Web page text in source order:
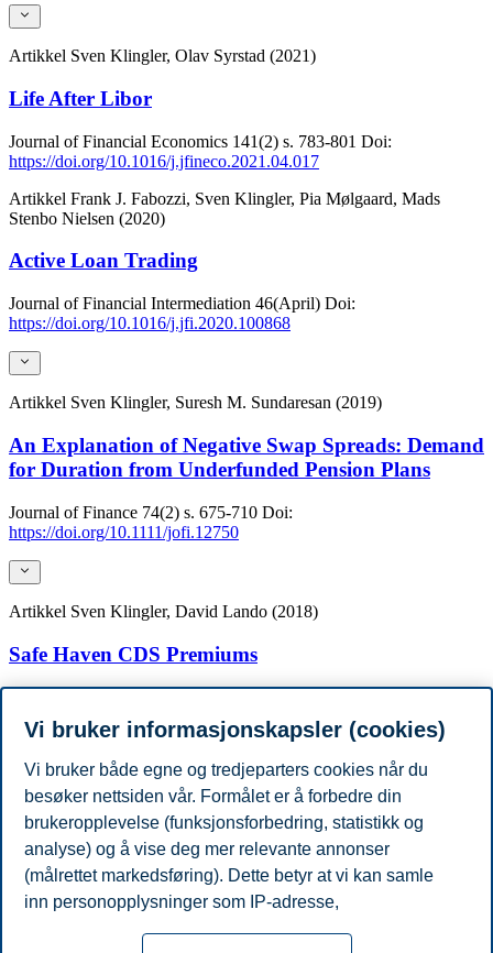
Artikkel Sven Klingler, Olav Syrstad (2021)
Life After Libor
Journal of Financial Economics 141(2) s. 783-801 Doi:
https://doi.org/10.1016/j.jfineco.2021.04.017
Artikkel Frank J. Fabozzi, Sven Klingler, Pia Mølgaard, Mads
Stenbo Nielsen (2020)
Active Loan Trading
Journal of Financial Intermediation 46(April) Doi:
https://doi.org/10.1016/j.jfi.2020.100868
Artikkel Sven Klingler, Suresh M. Sundaresan (2019)
An Explanation of Negative Swap Spreads: Demand
for Duration from Underfunded Pension Plans
Journal of Finance 74(2) s. 675-710 Doi:
https://doi.org/10.1111/jofi.12750
Artikkel Sven Klingler, David Lando (2018)
Safe Haven CDS Premiums
https://doi.org/10.1093/rfs/hhy021
Vis flere publikasjoner
Akademisk grad
År
Akademisk institusjon
Grad
2017 Copenhagen Business School PhD
Arbeidserfaring
År
Arbeidsgiver
Vi bruker informasjonskapsler (cookies)
Vi bruker både egne og tredjeparters cookies når du
besøker nettsiden vår. Formålet er å forbedre din
brukeropplevelse (funksjonsforbedring, statistikk og
analyse) og å vise deg mer relevante annonser
(målrettet markedsføring). Dette betyr at vi kan samle
inn personopplysninger som IP-adresse,